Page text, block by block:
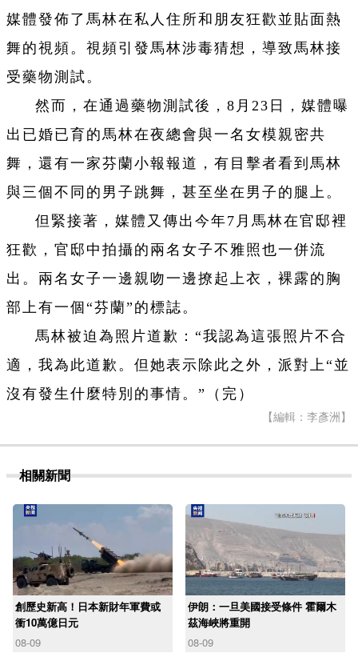
媒體發佈了馬林在私人住所和朋友狂歡並貼面熱
舞的視頻。視頻引發馬林涉毒猜想，導致馬林接
受藥物測試。
然而，在通過藥物測試後，8月23日，媒體曝
出已婚已育的馬林在夜總會與一名女模親密共
舞，還有一家芬蘭小報報道，有目擊者看到馬林
與三個不同的男子跳舞，甚至坐在男子的腿上。
但緊接著，媒體又傳出今年7月馬林在官邸裡
狂歡，官邸中拍攝的兩名女子不雅照也一併流
出。兩名女子一邊親吻一邊撩起上衣，裸露的胸
部上有一個“芬蘭”的標誌。
馬林被迫為照片道歉：“我認為這張照片不合
適，我為此道歉。但她表示除此之外，派對上“並
沒有發生什麼特別的事情。”
（完）
【編輯：李彥洲】
相關新聞
創歷史新高！日本新財年軍費或
衝10萬億日元
08-09
伊朗：一旦美國接受條件 霍爾木
茲海峽將重開
08-09